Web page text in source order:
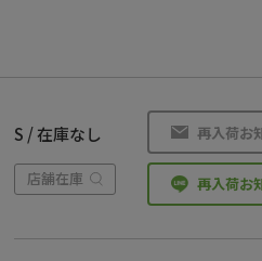
S / 在庫なし
店舗在庫
再入荷お
再入荷お